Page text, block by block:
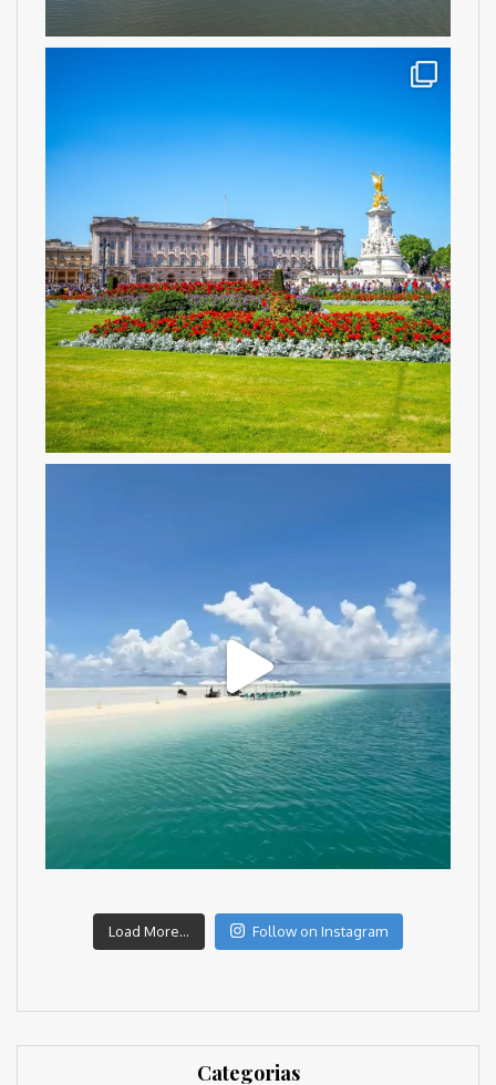
Load More... Follow on Instagram
Categorias